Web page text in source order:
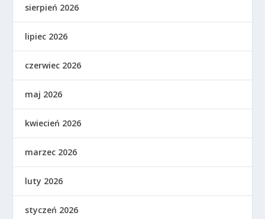
sierpień 2026
lipiec 2026
czerwiec 2026
maj 2026
kwiecień 2026
marzec 2026
luty 2026
styczeń 2026